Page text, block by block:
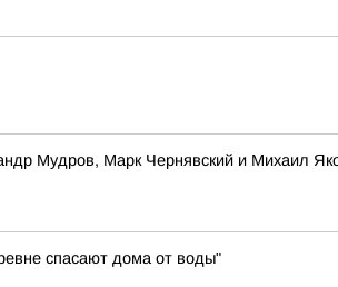
Мудров, Марк Чернявский и Михаил
спасают дома от воды"